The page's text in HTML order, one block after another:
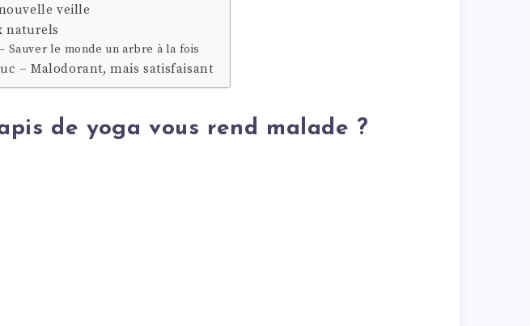
veille
naturels
Sauver le monde un arbre à la fois
– Malodorant, mais satisfaisant
de yoga vous rend malade ?